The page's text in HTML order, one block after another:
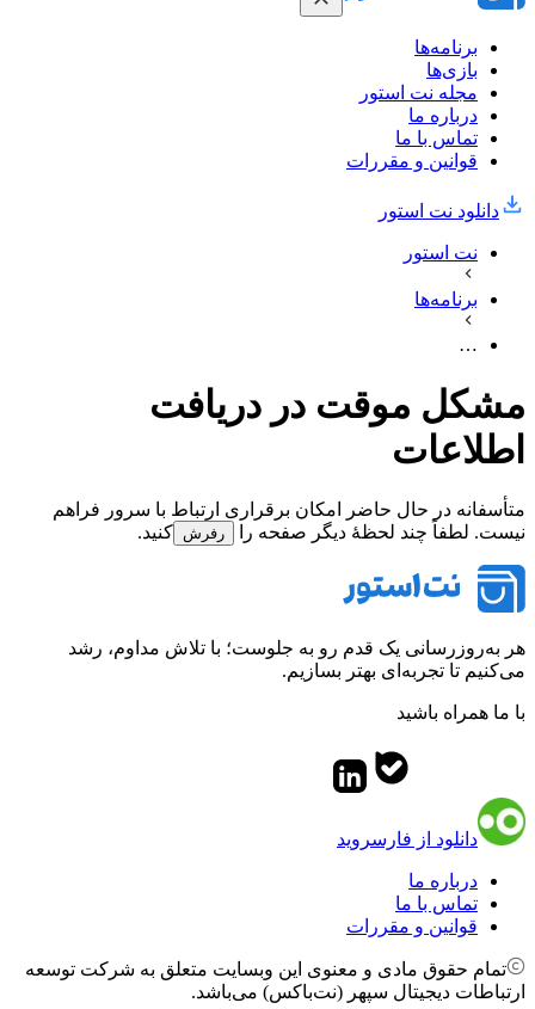
برنامه‌ها
بازی‌ها
مجله نت استور
درباره ما
تماس با ما
قوانین و مقررات
دانلود نت‌ استور
نت استور
برنامه‌ها
…
مشکل موقت در دریافت
اطلاعات
متأسفانه در حال حاضر امکان برقراری ارتباط با سرور فراهم
نیست. لطفاً چند لحظهٔ دیگر صفحه را
رفرش کنید.
هر به‌روزرسانی یک قدم رو به جلوست؛ با تلاش مداوم، رشد
می‌کنیم تا تجربه‌ای بهتر بسازیم.
با ما همراه باشید
دانلود از فارسروید
درباره ما
تماس با ما
قوانین و مقررات
تمام حقوق مادی و معنوی این وبسایت متعلق به شرکت توسعه
ارتباطات دیجیتال سپهر (نت‌باکس) می‌باشد.